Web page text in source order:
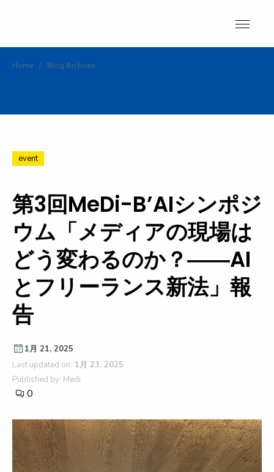
Home / Blog Archives
event
第3回MeDi-B’AIシンポジ
ウム「メディアの現場は
どう変わるのか？――AI
とフリーランス新法」報
告
1月 21, 2025
Last updated on: 1月 23, 2025
Published by: Medi
0